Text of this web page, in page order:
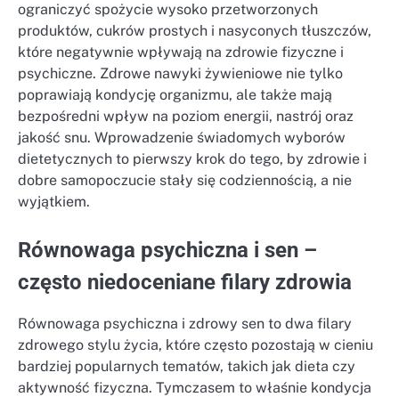
ograniczyć spożycie wysoko przetworzonych
produktów, cukrów prostych i nasyconych tłuszczów,
które negatywnie wpływają na zdrowie fizyczne i
psychiczne. Zdrowe nawyki żywieniowe nie tylko
poprawiają kondycję organizmu, ale także mają
bezpośredni wpływ na poziom energii, nastrój oraz
jakość snu. Wprowadzenie świadomych wyborów
dietetycznych to pierwszy krok do tego, by zdrowie i
dobre samopoczucie stały się codziennością, a nie
wyjątkiem.
Równowaga psychiczna i sen –
często niedoceniane filary zdrowia
Równowaga psychiczna i zdrowy sen to dwa filary
zdrowego stylu życia, które często pozostają w cieniu
bardziej popularnych tematów, takich jak dieta czy
aktywność fizyczna. Tymczasem to właśnie kondycja